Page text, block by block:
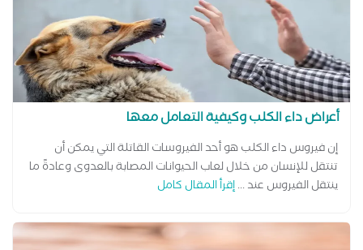
أعراض داء الكلب وكيفية التعامل معها
إن فيروس داء الكلب هو أحد الفيروسات القاتلة التي يمكن أن
تنتقل للإنسان من خلال لعاب الحيوانات المصابة بالعدوى وعادةً ما
ينتقل الفيروس عند ...إقرأ المقال كامل